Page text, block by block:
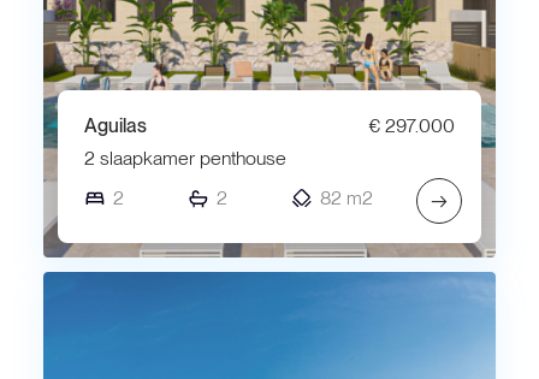
Aguilas
€ 297.000
2 slaapkamer penthouse
2
2 82 m2 →